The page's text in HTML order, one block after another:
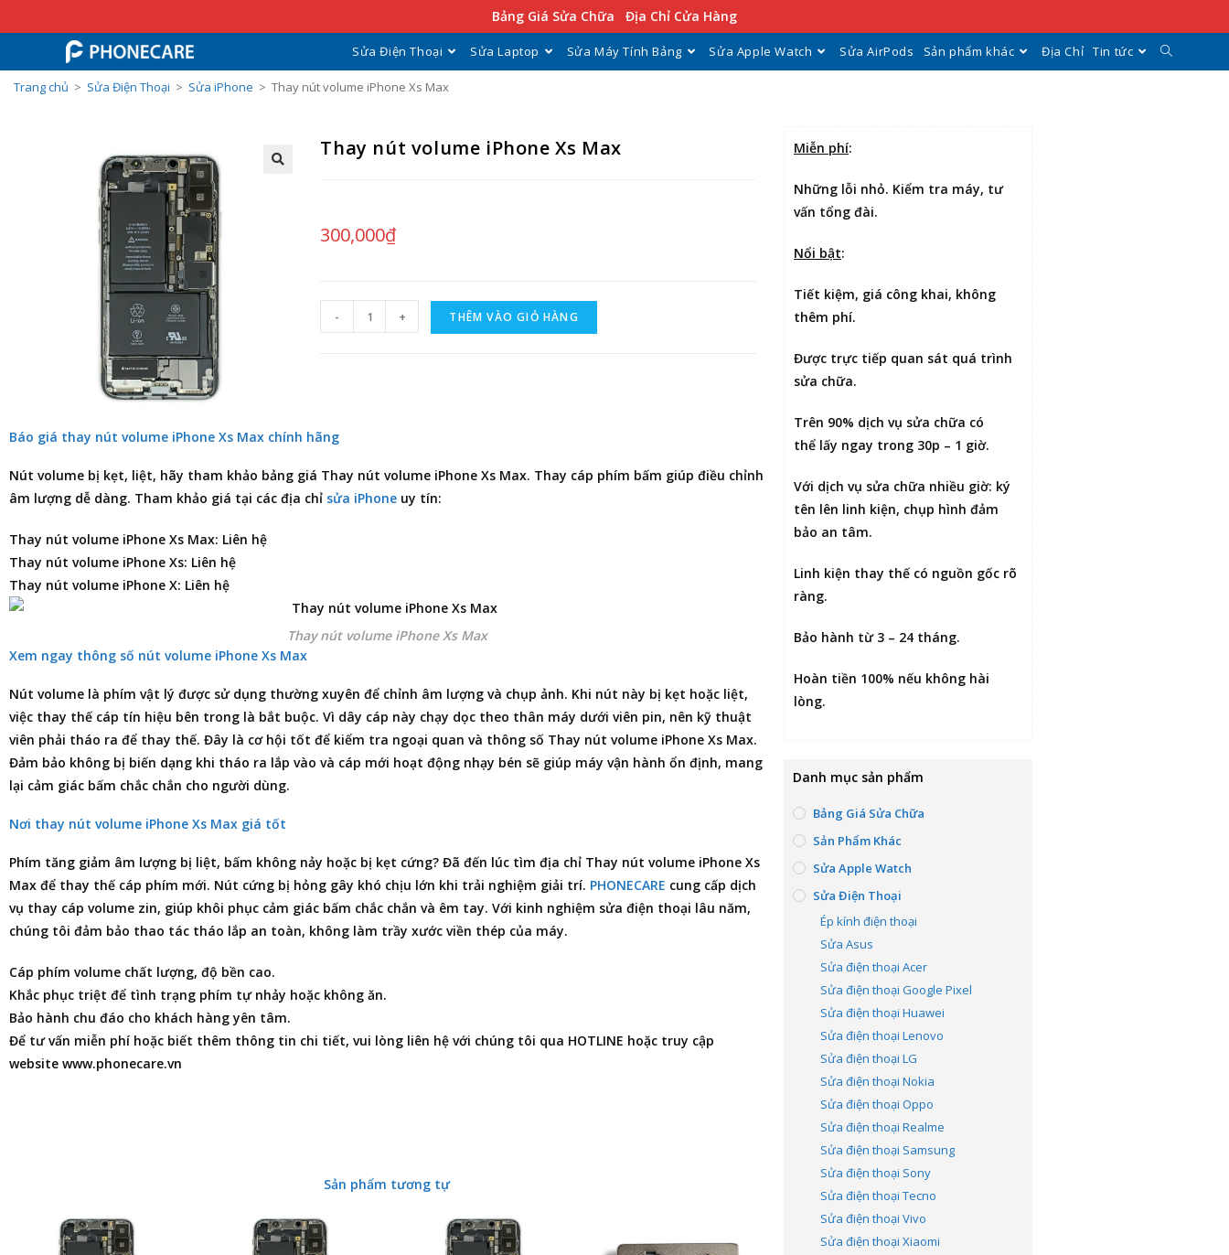
Bảng Giá Sửa Chữa Địa Chỉ Cửa Hàng
Sửa Điện Thoại Sửa Laptop Sửa Máy Tính Bảng Sửa Apple Watch Sửa AirPods Sản phẩm khác Địa Chỉ Tin tức
Trang chủ > Sửa Điện Thoại > Sửa iPhone > Thay nút volume iPhone Xs Max
Thay nút volume iPhone Xs Max
300,000₫
- + THÊM VÀO GIỎ HÀNG
Báo giá thay nút volume iPhone Xs Max chính hãng
Nút volume bị kẹt, liệt, hãy tham khảo bảng giá Thay nút volume iPhone Xs Max. Thay cáp phím bấm giúp điều chỉnh
âm lượng dễ dàng. Tham khảo giá tại các địa chỉ sửa iPhone uy tín:
Thay nút volume iPhone Xs Max: Liên hệ
Thay nút volume iPhone Xs: Liên hệ
Thay nút volume iPhone X: Liên hệ
Thay nút volume iPhone Xs Max
Xem ngay thông số nút volume iPhone Xs Max
Nút volume là phím vật lý được sử dụng thường xuyên để chỉnh âm lượng và chụp ảnh. Khi nút này bị kẹt hoặc liệt,
việc thay thế cáp tín hiệu bên trong là bắt buộc. Vì dây cáp này chạy dọc theo thân máy dưới viên pin, nên kỹ thuật
viên phải tháo ra để thay thế. Đây là cơ hội tốt để kiểm tra ngoại quan và thông số Thay nút volume iPhone Xs Max.
Đảm bảo không bị biến dạng khi tháo ra lắp vào và cáp mới hoạt động nhạy bén sẽ giúp máy vận hành ổn định, mang
lại cảm giác bấm chắc chắn cho người dùng.
Nơi thay nút volume iPhone Xs Max giá tốt
Phím tăng giảm âm lượng bị liệt, bấm không nảy hoặc bị kẹt cứng? Đã đến lúc tìm địa chỉ Thay nút volume iPhone Xs
Max để thay thế cáp phím mới. Nút cứng bị hỏng gây khó chịu lớn khi trải nghiệm giải trí. PHONECARE cung cấp dịch
vụ thay cáp volume zin, giúp khôi phục cảm giác bấm chắc chắn và êm tay. Với kinh nghiệm sửa điện thoại lâu năm,
chúng tôi đảm bảo thao tác tháo lắp an toàn, không làm trầy xước viền thép của máy.
Cáp phím volume chất lượng, độ bền cao.
Khắc phục triệt để tình trạng phím tự nhảy hoặc không ăn.
Bảo hành chu đáo cho khách hàng yên tâm.
Để tư vấn miễn phí hoặc biết thêm thông tin chi tiết, vui lòng liên hệ với chúng tôi qua HOTLINE hoặc truy cập
website www.phonecare.vn
Sản phẩm tương tự
Miễn phí:
Những lỗi nhỏ. Kiểm tra máy, tư
vấn tổng đài.
Nổi bật:
Tiết kiệm, giá công khai, không
thêm phí.
Được trực tiếp quan sát quá trình
sửa chữa.
Trên 90% dịch vụ sửa chữa có
thể lấy ngay trong 30p – 1 giờ.
Với dịch vụ sửa chữa nhiều giờ: ký
tên lên linh kiện, chụp hình đảm
bảo an tâm.
Linh kiện thay thế có nguồn gốc rõ
ràng.
Bảo hành từ 3 – 24 tháng.
Hoàn tiền 100% nếu không hài
lòng.
Danh mục sản phẩm
Bảng Giá Sửa Chữa
Sản Phẩm Khác
Sửa Apple Watch
Sửa Điện Thoại
Ép kính điện thoại
Sửa Asus
Sửa điện thoại Acer
Sửa điện thoại Google Pixel
Sửa điện thoại Huawei
Sửa điện thoại Lenovo
Sửa điện thoại LG
Sửa điện thoại Nokia
Sửa điện thoại Oppo
Sửa điện thoại Realme
Sửa điện thoại Samsung
Sửa điện thoại Sony
Sửa điện thoại Tecno
Sửa điện thoại Vivo
Sửa điện thoại Xiaomi